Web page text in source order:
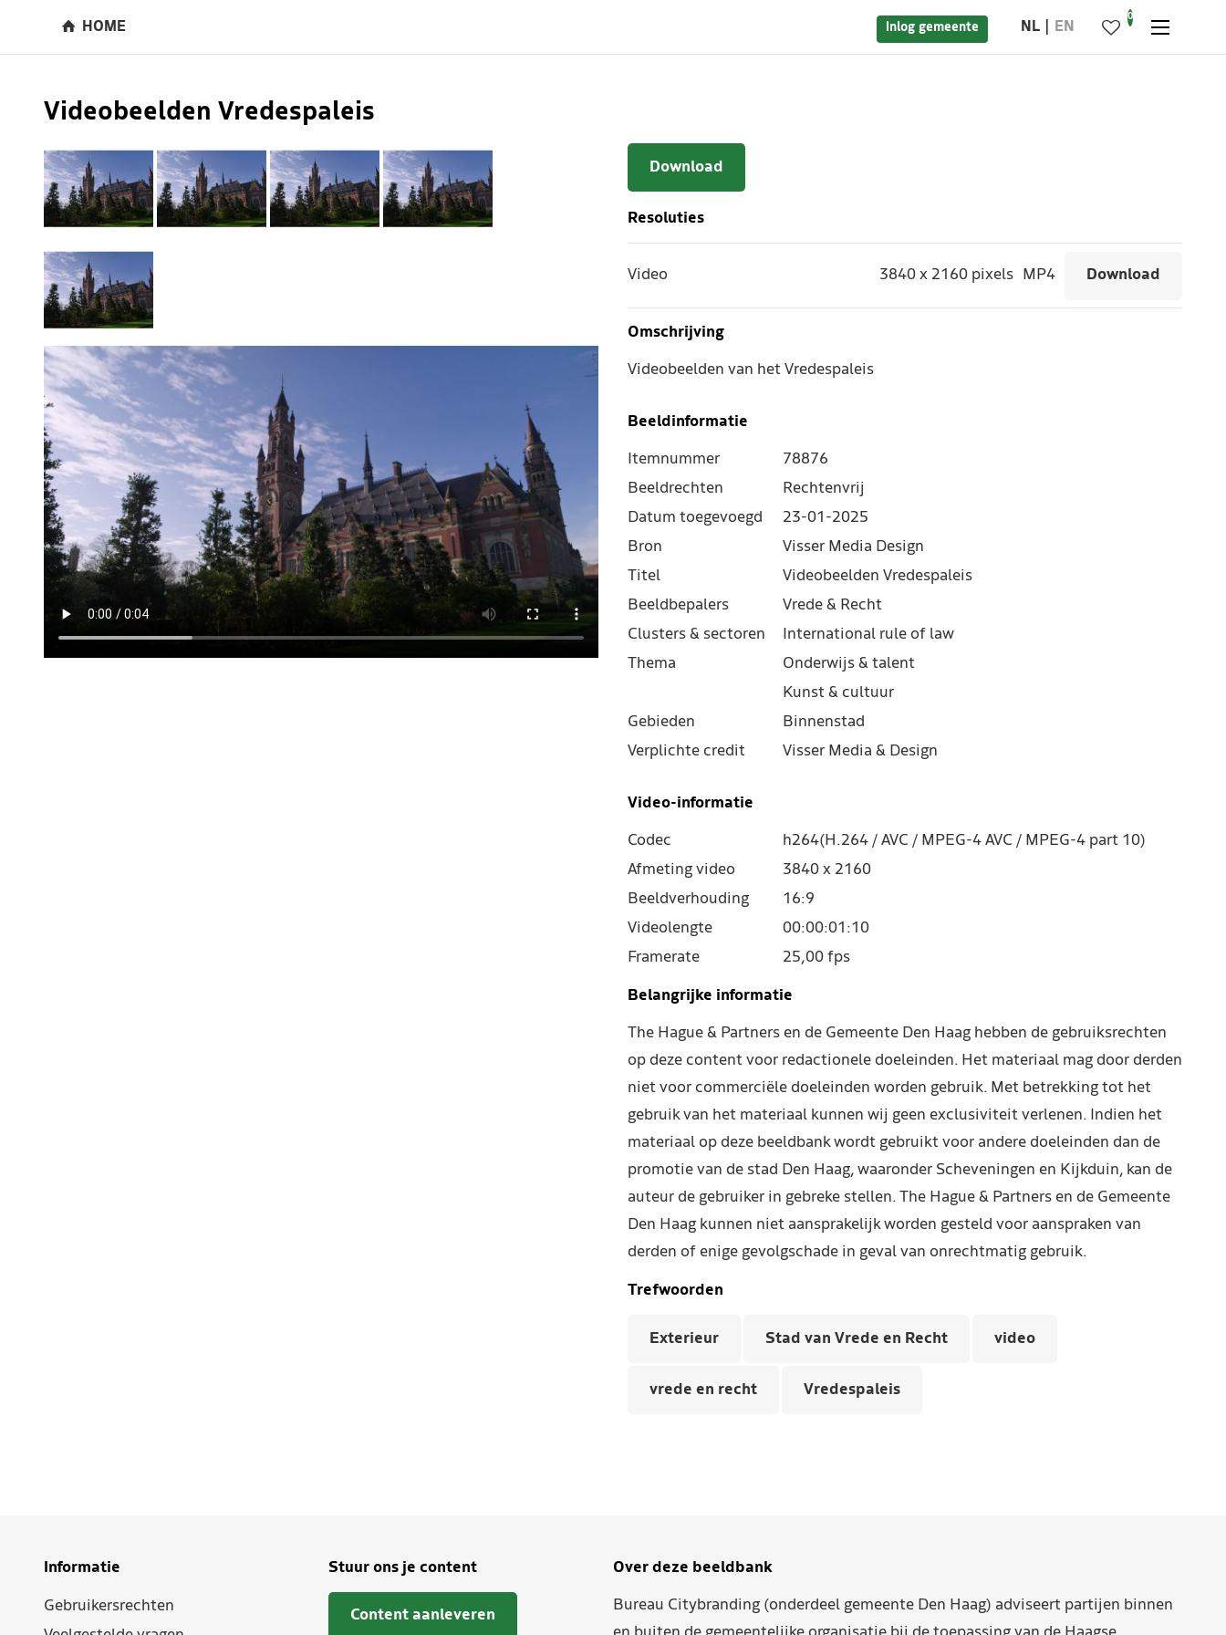
HOME Inlog gemeente NL EN
0
Videobeelden Vredespaleis
Download
Resoluties
Video 3840 x 2160 pixels MP4 Download
Omschrijving
Videobeelden van het Vredespaleis
Beeldinformatie
Itemnummer
78876
Beeldrechten
Rechtenvrij
Datum toegevoegd
23-01-2025
Bron
Visser Media Design
Titel
Videobeelden Vredespaleis
Beeldbepalers
Vrede & Recht
Clusters & sectoren
International rule of law
Thema
Onderwijs & talent
Kunst & cultuur
Gebieden
Binnenstad
Verplichte credit
Visser Media & Design
Video-informatie
Codec
h264(H.264 / AVC / MPEG-4 AVC / MPEG-4 part 10)
Afmeting video
3840 x 2160
Beeldverhouding
16:9
Videolengte
00:00:01:10
Framerate
25,00 fps
Belangrijke informatie
The Hague & Partners en de Gemeente Den Haag hebben de gebruiksrechten
op deze content voor redactionele doeleinden. Het materiaal mag door derden
niet voor commerciële doeleinden worden gebruik. Met betrekking tot het
gebruik van het materiaal kunnen wij geen exclusiviteit verlenen. Indien het
materiaal op deze beeldbank wordt gebruikt voor andere doeleinden dan de
promotie van de stad Den Haag, waaronder Scheveningen en Kijkduin, kan de
auteur de gebruiker in gebreke stellen. The Hague & Partners en de Gemeente
Den Haag kunnen niet aansprakelijk worden gesteld voor aanspraken van
derden of enige gevolgschade in geval van onrechtmatig gebruik.
Trefwoorden
Exterieur Stad van Vrede en Recht video
vrede en recht Vredespaleis
Informatie
Gebruikersrechten
Stuur ons je content
Content aanleveren
Over deze beeldbank
Bureau Citybranding (onderdeel gemeente Den Haag) adviseert partijen binnen